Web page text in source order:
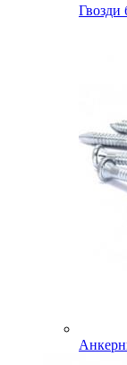
Гвозди